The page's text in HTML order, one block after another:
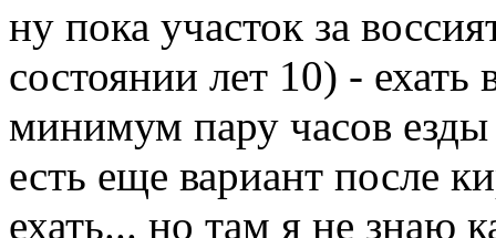
ну пока участок за
состоянии лет 10) - ехать
минимум пару часов езды
есть еще вариант после
ехать... но там я не знаю